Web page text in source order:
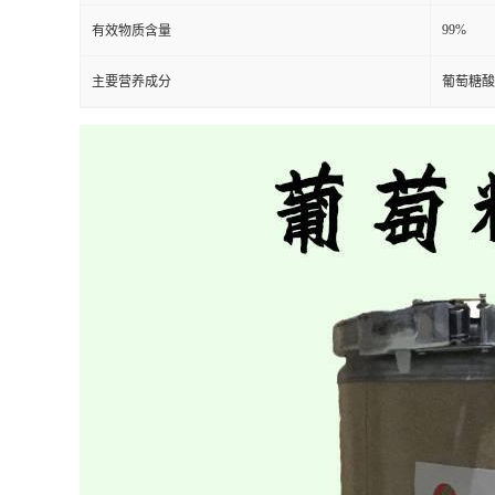
有效物质含量 99%
主要营养成分 葡萄糖